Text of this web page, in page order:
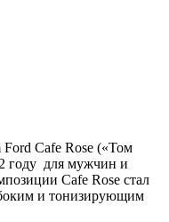
Cafe Rose («Том
году для мужчин и
Cafe Rose стал
и тонизирующим